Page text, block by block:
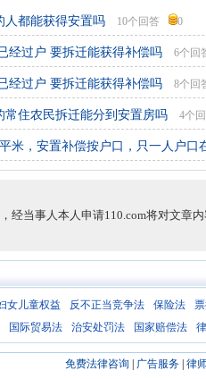
人都能获得安置吗 10个回答 0
经过户 要拆迁能获得补偿吗 6个回
经过户 要拆迁能获得补偿吗 8个回
住农民拆迁能分到安置房吗 4个
米，安置补偿按户口，只一人户口
经当事人本人申请110.com将对文章内
女儿童权益 反不正当竞争法 保险法
国际贸易法 治安处罚法 国家赔偿法
免费法律咨询 广告服务| 律